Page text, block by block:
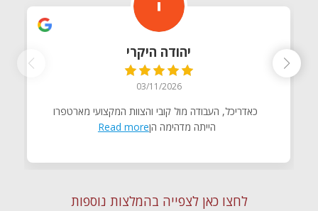
יהודה היקרי
03/11/2026
כאדריכל, העבודה מול קובי והצוות המקצועי מארטפרו
הייתה מדהימה הןRead more
לחצו כאן לצפייה בהמלצות נוספות